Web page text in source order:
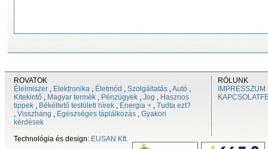
ROVATOK
Élelmiszer , Elektronika , Életmód , Szolgáltatás ,Autó ,
Kitekintő , Magyar termék , Pénzügyek , Jog , Hasznos
tippek , Békéltető testületi hírek , Energia + , Tudta ezt?
, Visszhang , Egészséges táplálkozás , Gyakori
kérdések
Technológia és design: EUSAN Kft.
RÓLUNK
IMPRESSZUM